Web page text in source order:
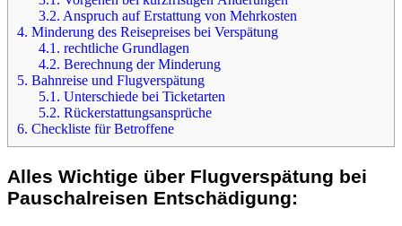
3.2. Anspruch auf Erstattung von Mehrkosten
4. Minderung des Reisepreises bei Verspätung
4.1. rechtliche Grundlagen
4.2. Berechnung der Minderung
5. Bahnreise und Flugverspätung
5.1. Unterschiede bei Ticketarten
5.2. Rückerstattungsansprüche
6. Checkliste für Betroffene
Alles Wichtige über Flugverspätung bei
Pauschalreisen Entschädigung: